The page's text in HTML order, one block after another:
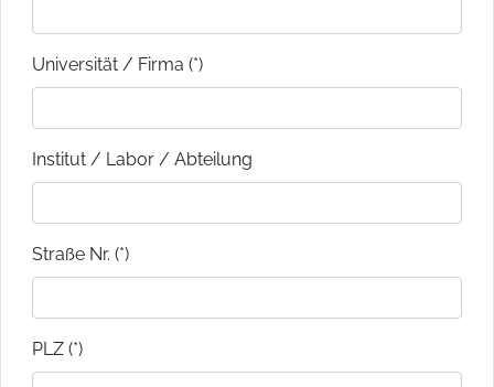
Universität / Firma (*)
Institut / Labor / Abteilung
Straße Nr. (*)
PLZ (*)